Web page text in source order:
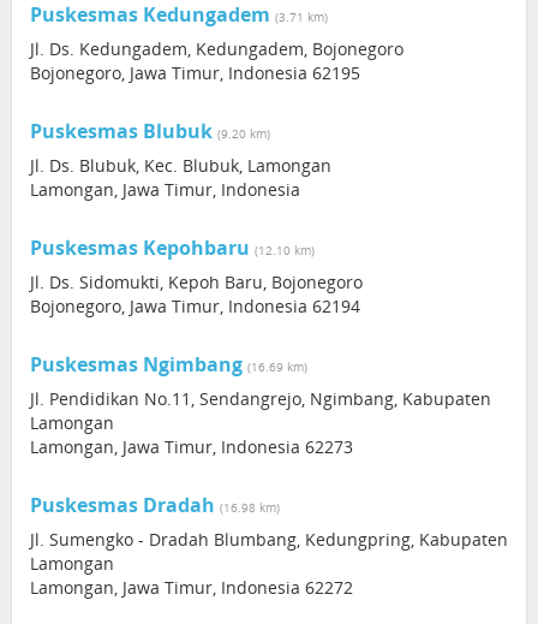
Puskesmas Kedungadem (3.71 km)
Jl. Ds. Kedungadem, Kedungadem, Bojonegoro
Bojonegoro, Jawa Timur, Indonesia 62195
Puskesmas Blubuk (9.20 km)
Jl. Ds. Blubuk, Kec. Blubuk, Lamongan
Lamongan, Jawa Timur, Indonesia
Puskesmas Kepohbaru (12.10 km)
Jl. Ds. Sidomukti, Kepoh Baru, Bojonegoro
Bojonegoro, Jawa Timur, Indonesia 62194
Puskesmas Ngimbang (16.69 km)
Jl. Pendidikan No.11, Sendangrejo, Ngimbang, Kabupaten
Lamongan
Lamongan, Jawa Timur, Indonesia 62273
Puskesmas Dradah (16.98 km)
Jl. Sumengko - Dradah Blumbang, Kedungpring, Kabupaten
Lamongan
Lamongan, Jawa Timur, Indonesia 62272